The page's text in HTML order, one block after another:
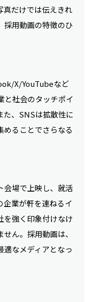
真だけでは伝えきれ
採用動画の特徴のひ
X/YouTubeなど
と社会のタッチポイ
た、SNSは拡散性に
めることでさらなる
会場で上映し、就活
業が軒を連ねるイ
を強く印象付けなけ
ん。採用動画は、
なメディアとなっ